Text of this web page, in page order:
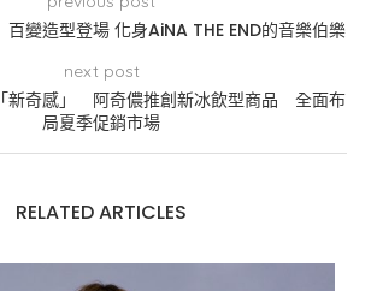
變造型登場 化身AiNA THE END的音樂伯樂
next post
新奇感」 阿奇儂推創新冰飲型商品 全面布
局夏季促銷市場
RELATED ARTICLES